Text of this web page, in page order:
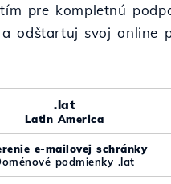
pre kompletnú
a odštartuj svoj online
.lat
Latin America
e-mailovej schránky
podmienky .lat